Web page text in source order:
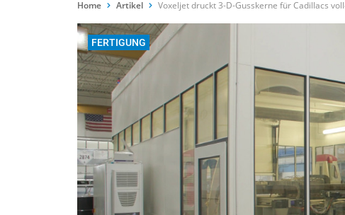
Home Artikel Voxeljet druckt 3-D-Gusskerne für Cadillacs
FERTIGUNG